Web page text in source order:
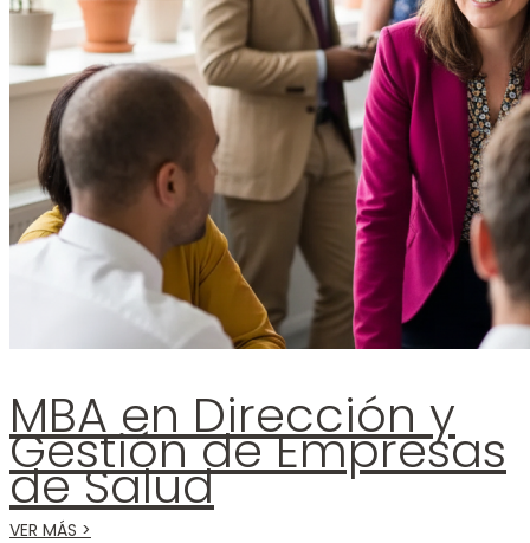
MBA en Dirección y
Gestión de Empresas
de Salud
VER MÁS >